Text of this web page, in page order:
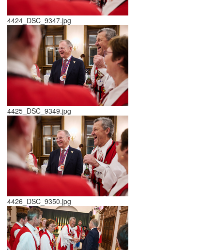
4424_DSC_9347.jpg
4425_DSC_9349.jpg
4426_DSC_9350.jpg